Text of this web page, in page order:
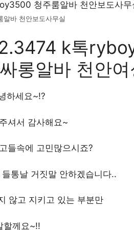
바 천안보도사무실
k톡
롱알바 천안
하세요~!?
셔서 감사해요~
들속에 고민많으시죠?
통날 거짓말 안하겠습니다..
않고 지키고 있는 부분만
할께요~!!